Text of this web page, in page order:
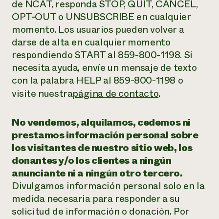
de NCAT, responda STOP, QUIT, CANCEL,
OPT-OUT o UNSUBSCRIBE en cualquier
momento. Los usuarios pueden volver a
darse de alta en cualquier momento
respondiendo START al 859-800-1198. Si
necesita ayuda, envíe un mensaje de texto
con la palabra HELP al 859-800-1198 o
visite nuestrapágina de contacto.
No vendemos, alquilamos, cedemos ni
prestamos información personal sobre
los visitantes de nuestro sitio web, los
donantes y/o los clientes a ningún
anunciante ni a ningún otro tercero.
Divulgamos información personal solo en la
medida necesaria para responder a su
solicitud de información o donación. Por